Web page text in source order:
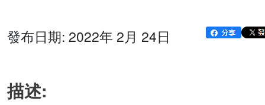
發布日期: 2022年 2月 24日
描述: